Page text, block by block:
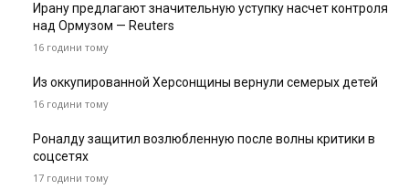
Ирану предлагают значительную уступку насчет контроля
над Ормузом — Reuters
16 години тому
Из оккупированной Херсонщины вернули семерых детей
16 години тому
Роналду защитил возлюбленную после волны критики в
соцсетях
17 години тому